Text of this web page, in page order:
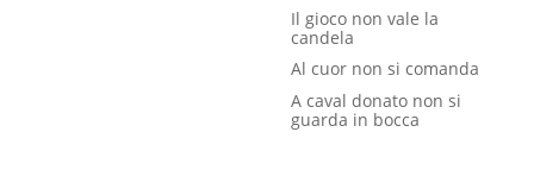
Il gioco non vale la
candela
Al cuor non si comanda
A caval donato non si
guarda in bocca